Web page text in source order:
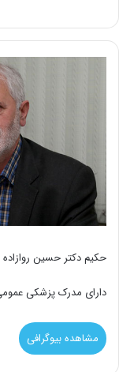
حکیم دکتر حسین روازاده
دارای مدرک پزشکی عمومی
مشاهده بیوگرافی